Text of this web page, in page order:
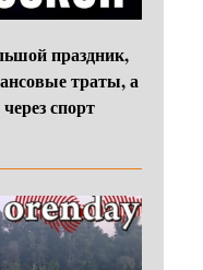
праздник,
траты, а
спорт